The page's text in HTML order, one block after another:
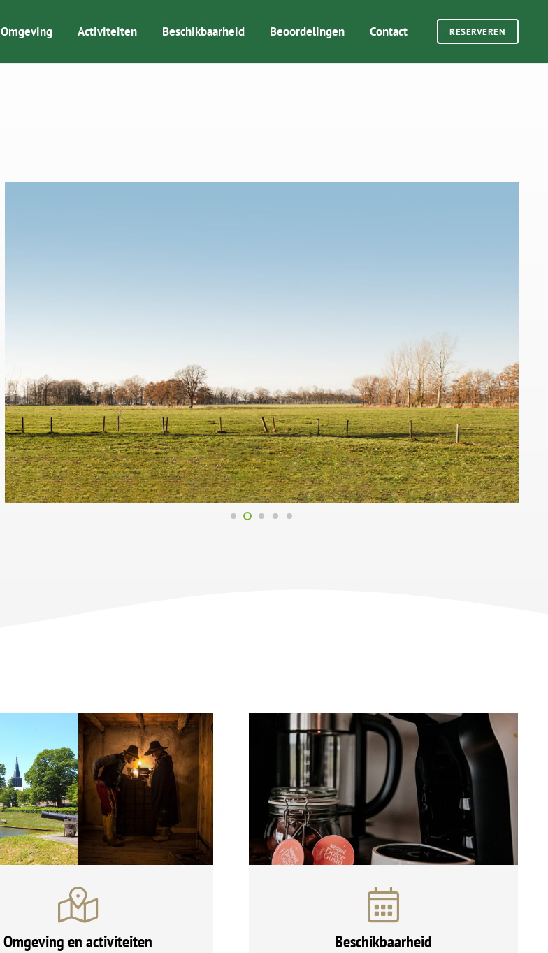
Omgeving Activiteiten Beschikbaarheid Beoordelingen Contact RESERVEREN
Omgeving en activiteiten Beschikbaarheid